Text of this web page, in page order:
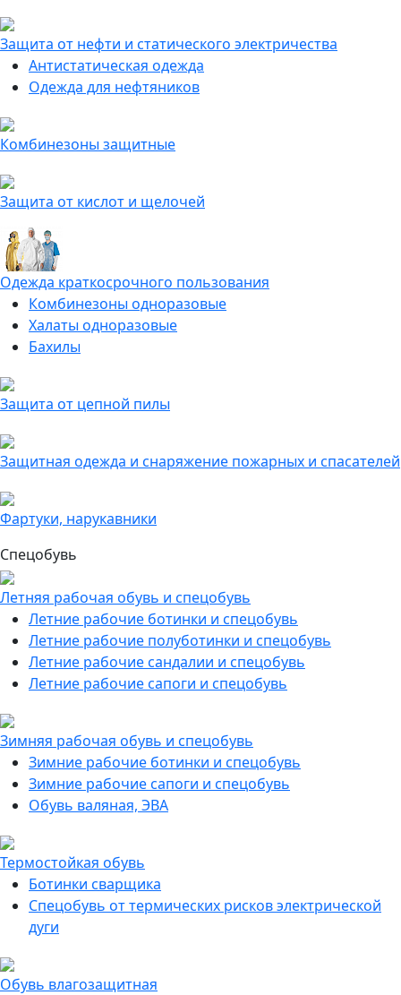
Защита от нефти и статического электричества
Антистатическая одежда
Одежда для нефтяников
Комбинезоны защитные
Защита от кислот и щелочей
Одежда краткосрочного пользования
Комбинезоны одноразовые
Халаты одноразовые
Бахилы
Защита от цепной пилы
Защитная одежда и снаряжение пожарных и спасателей
Фартуки, нарукавники
Спецобувь
Летняя рабочая обувь и спецобувь
Летние рабочие ботинки и спецобувь
Летние рабочие полуботинки и спецобувь
Летние рабочие сандалии и спецобувь
Летние рабочие сапоги и спецобувь
Зимняя рабочая обувь и спецобувь
Зимние рабочие ботинки и спецобувь
Зимние рабочие сапоги и спецобувь
Обувь валяная, ЭВА
Термостойкая обувь
Ботинки сварщика
Спецобувь от термических рисков электрической
дуги
Обувь влагозащитная